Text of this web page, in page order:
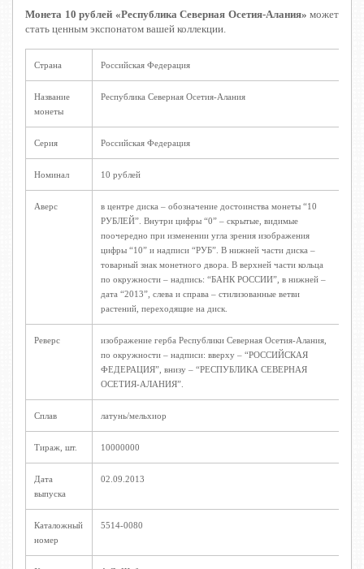
Монета 10 рублей «Республика Северная Осетия-Алания» может
стать ценным экспонатом вашей коллекции.
Страна Российская Федерация
Название
монеты
Республика Северная Осетия-Алания
Серия Российская Федерация
Номинал 10 рублей
Аверс
в центре диска – обозначение достоинства монеты “10
РУБЛЕЙ”. Внутри цифры “0” – скрытые, видимые
поочередно при изменении угла зрения изображения
цифры “10” и надписи “РУБ”. В нижней части диска –
товарный знак монетного двора. В верхней части кольца
по окружности – надпись: “БАНК РОССИИ”, в нижней –
дата “2013”, слева и справа – стилизованные ветви
растений, переходящие на диск.
Реверс
изображение герба Республики Северная Осетия-Алания,
по окружности – надписи: вверху – “РОССИЙСКАЯ
ФЕДЕРАЦИЯ”, внизу – “РЕСПУБЛИКА СЕВЕРНАЯ
ОСЕТИЯ-АЛАНИЯ”.
Сплав латунь/мельхиор
Тираж, шт. 10000000
Дата
выпуска
02.09.2013
Каталожный
номер
5514-0080